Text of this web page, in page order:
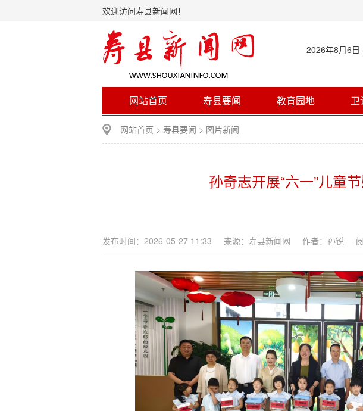
欢迎访问寿县新闻网！
2026年8月6日
网站首页 寿县要闻 教育园地 卫
网站首页 > 寿县要闻 > 图片新闻
孙奇志开展“六一”儿童
发布时间：2026-05-27 11:33 来源：寿县新闻网 作者：孙锐